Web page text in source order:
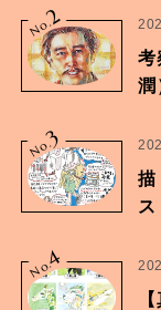
No.2
考
潤
No.3
描
No.
4